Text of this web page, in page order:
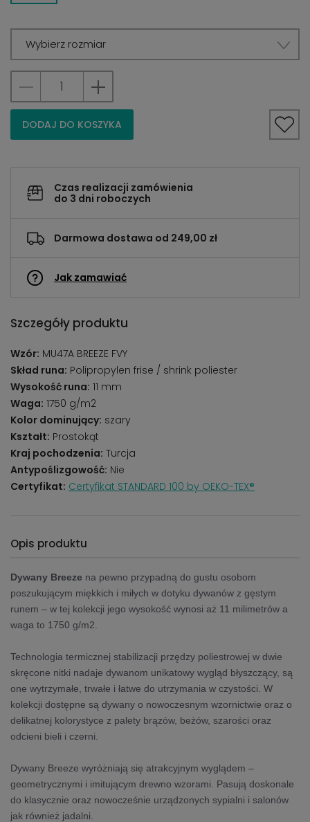
Wybierz rozmiar
DODAJ DO KOSZYKA
Czas realizacji zamówienia
do 3 dni roboczych
Darmowa dostawa od 249,00 zł
Jak zamawiać
Szczegóły produktu
Wzór: MU47A BREEZE FVY
Skład runa: Polipropylen frise / shrink poliester
Wysokość runa: 11 mm
Waga: 1750 g/m2
Kolor dominujący: szary
Kształt: Prostokąt
Kraj pochodzenia: Turcja
Antypoślizgowość: Nie
Certyfikat: Certyfikat STANDARD 100 by OEKO-TEX®
Opis produktu
Dywany Breeze na pewno przypadną do gustu osobom
poszukującym miękkich i miłych w dotyku dywanów z gęstym
runem – w tej kolekcji jego wysokość wynosi aż 11 milimetrów a
waga to 1750 g/m2.
Technologia termicznej stabilizacji przędzy poliestrowej w dwie
skręcone nitki nadaje dywanom unikatowy wygląd błyszczący, są
one wytrzymałe, trwałe i łatwe do utrzymania w czystości. W
kolekcji dostępne są dywany o nowoczesnym wzornictwie oraz o
delikatnej kolorystyce z palety brązów, beżów, szarości oraz
odcieni bieli i czerni.
Dywany Breeze wyróżniają się atrakcyjnym wyglądem –
geometrycznymi i imitującym drewno wzorami. Pasują doskonale
do klasycznie oraz nowocześnie urządzonych sypialni i salonów
jak również jadalni.